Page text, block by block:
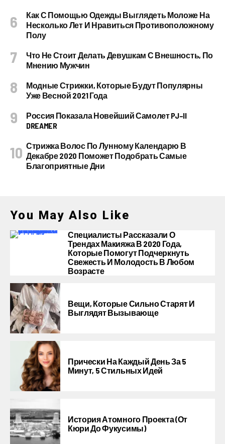
Как С Помощью Одежды Выглядеть Моложе На
Несколько Лет И Нравиться Противоположному
Полу
Что Не Стоит Делать Девушкам С Внешность, По
Мнению Мужчин
Модные Стрижки, Которые Будут Популярны
Уже Весной 2021 Года
Россия Показала Новейший Самолет PJ–II
DREAMER
Стрижка Волос По Лунному Календарю В
Декабре 2020 Поможет Подобрать Самые
Благоприятные Дни
You May Also Like
Специалисты Рассказали О
Трендах Макияжа В 2020 Года,
Которые Помогут Подчеркнуть
Свежесть И Молодость В Любом
Возрасте
Вещи, Которые Сильно Старят И
Выглядят Вызывающе
Прически На Каждый День За 5
Минут, 5 Стильных Идей
История Атомного Проекта (от
Кюри До Фукусимы)